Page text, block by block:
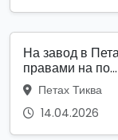
На завод в
правами на по...
Петах Тиква
14.04.2026